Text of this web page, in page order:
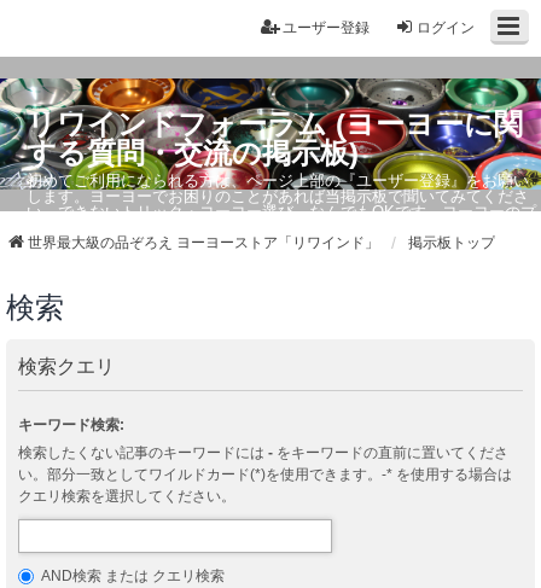
ログイン
ユーザー登録
リワインドフォーラム (ヨーヨーに関
する質問・交流の掲示板)
初めてご利用になられる方は、ページ上部の『ユーザー登録』をお願い
します。ヨーヨーでお困りのことがあれば当掲示板で聞いてみてくださ
い。できないトリック・ヨーヨー選び、なんでもOKです。ヨーヨーのプ
世界最大級の品ぞろえ ヨーヨーストア「リワインド」 掲示板トップ
検索
検索クエリ
キーワード検索:
検索したくない記事のキーワードには - をキーワードの直前に置いてくださ
い。部分一致としてワイルドカード(*)を使用できます。-* を使用する場合は
クエリ検索を選択してください。
AND検索 または クエリ検索